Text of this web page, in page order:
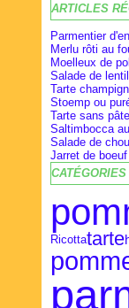
Février(9)
Janvier(8)
Février(16)
Janvier(18)
Avril(28)
Mars(27)
ARTICLES
Parmentier
Merlu rôti au
Moelleux de
Salade de
Tarte
Stoemp ou
Tarte sans
Saltimbocca
Salade de
Jarret de
CATÉGORIES
Ricottatarte